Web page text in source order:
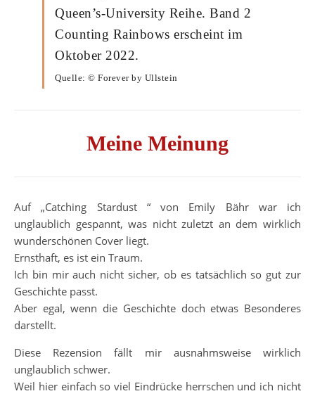
Queen’s-University Reihe. Band 2
Counting Rainbows erscheint im
Oktober 2022.
Quelle: © Forever by Ullstein
Meine Meinung
Auf „Catching Stardust “ von Emily Bähr war ich
unglaublich gespannt, was nicht zuletzt an dem wirklich
wunderschönen Cover liegt.
Ernsthaft, es ist ein Traum.
Ich bin mir auch nicht sicher, ob es tatsächlich so gut zur
Geschichte passt.
Aber egal, wenn die Geschichte doch etwas Besonderes
darstellt.
Diese Rezension fällt mir ausnahmsweise wirklich
unglaublich schwer.
Weil hier einfach so viel Eindrücke herrschen und ich nicht